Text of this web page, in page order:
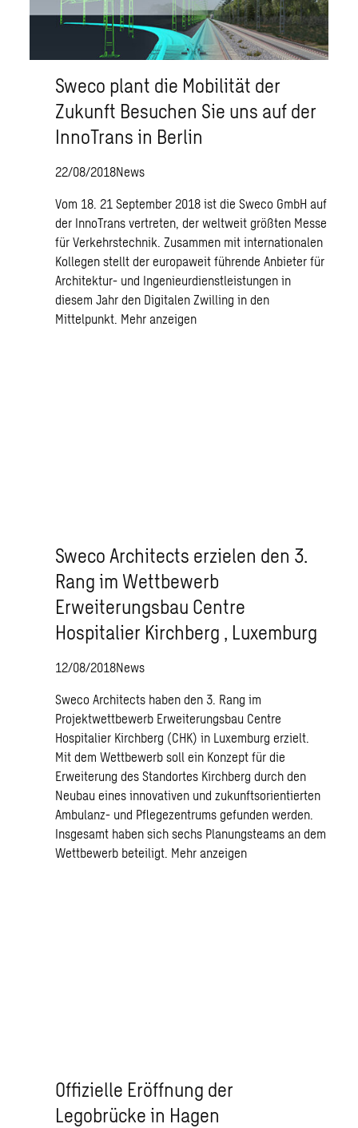
Sweco plant die Mobilität der
Zukunft Besuchen Sie uns auf der
InnoTrans in Berlin
22/08/2018News
Vom 18. 21 September 2018 ist die Sweco GmbH auf
der InnoTrans vertreten, der weltweit größten Messe
für Verkehrstechnik. Zusammen mit internationalen
Kollegen stellt der europaweit führende Anbieter für
Architektur- und Ingenieurdienstleistungen in
diesem Jahr den Digitalen Zwilling in den
Mittelpunkt. Mehr anzeigen
Sweco Architects erzielen den 3.
Rang im Wettbewerb
Erweiterungsbau Centre
Hospitalier Kirchberg , Luxemburg
12/08/2018News
Sweco Architects haben den 3. Rang im
Projektwettbewerb Erweiterungsbau Centre
Hospitalier Kirchberg (CHK) in Luxemburg erzielt.
Mit dem Wettbewerb soll ein Konzept für die
Erweiterung des Standortes Kirchberg durch den
Neubau eines innovativen und zukunftsorientierten
Ambulanz- und Pflegezentrums gefunden werden.
Insgesamt haben sich sechs Planungsteams an dem
Wettbewerb beteiligt. Mehr anzeigen
Offizielle Eröffnung der
Legobrücke in Hagen